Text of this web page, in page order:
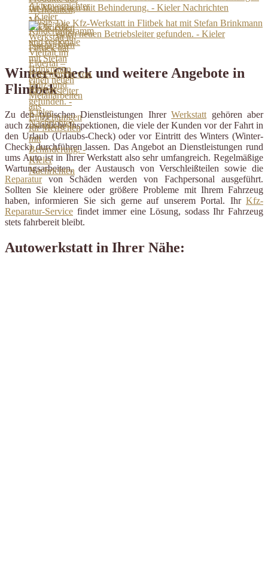
für Menschen mit Behinderung. - Kieler Nachrichten
Die Kfz-Werkstatt in Flitbek hat mit Stefan Brinkmann
einen neuen Betriebsleiter gefunden. - Kieler
Nachrichten
Winter-Check und weitere Angebote in
Flintbek
Zu den typischen Dienstleistungen IhrerWerkstatt gehören aber
auch zusätzliche Inspektionen, die viele der Kunden vor der Fahrt in
den Urlaub (Urlaubs-Check) oder vor Eintritt des Winters (Winter-
Check) durchführen lassen. Das Angebot an Dienstleistungen rund
ums Auto ist in Ihrer Werkstatt also sehr umfangreich. Regelmäßige
Wartungsarbeiten, der Austausch von Verschleißteilen sowie die
Reparaturvon Schäden werden von Fachpersonal ausgeführt.
Sollten Sie kleinere oder größere Probleme mit Ihrem Fahrzeug
haben, informieren Sie sich gerne auf unserem Portal. Ihr Kfz-
Reparatur-Service findet immer eine Lösung, sodass Ihr Fahrzeug
stets fahrbereit bleibt.
Autowerkstatt in Ihrer Nähe: